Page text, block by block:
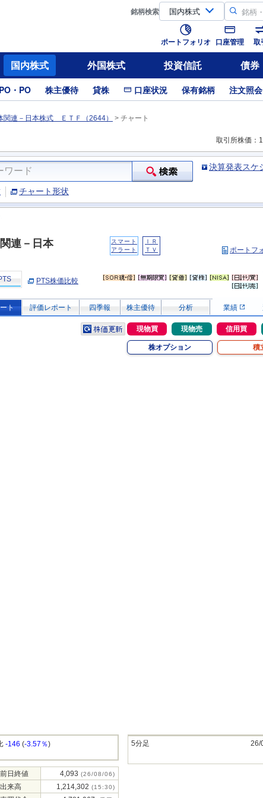
銘柄検索
ポートフォリオ 口座管理 取
国内株式 外国株式 投資信託 債券
・PO 株主優待 貸株 口座状況 保有銘柄 注文照会
連－日本株式 ＥＴＦ（2644） > チャート
取引所株価：
決算発表スケ
チャート形状
連－日本
スマート
アラート
ＩＲ
ＴＶ
ポートフ
PTS株価比較
ト 評価レポート 四季報 株主優待 分析 業績
現物買 現物売 信用買
株オプション 積
-146 (-3.57％)
前日終値 4,093 (26/08/06)
出来高 1,214,302 (15:30)
5分足 26/